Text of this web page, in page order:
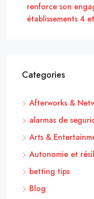
renforce son
établissements 4
Categories
Afterworks &
alarmas de
Arts &
Autonomie et
betting tips
Blog